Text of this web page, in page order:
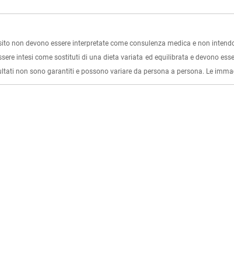
non devono essere interpretate come consulenza medica e non
intesi come sostituti di una dieta variata ed equilibrata e devono
non sono garantiti e possono variare da persona a persona. Le